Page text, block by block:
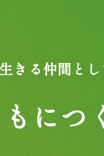
きる仲間とし
もにつ